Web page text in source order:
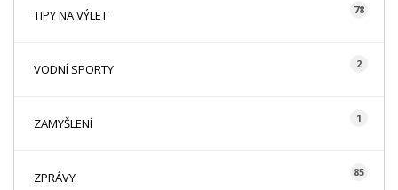
TIPY NA VÝLET 78
VODNÍ SPORTY 2
ZAMYŠLENÍ 1
ZPRÁVY 85